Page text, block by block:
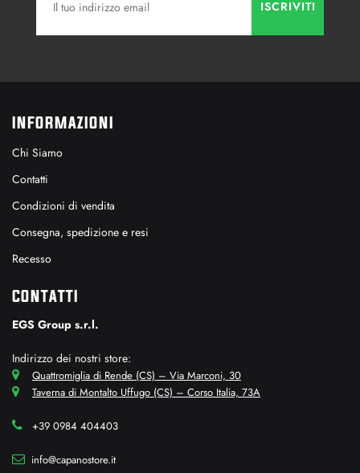
INFORMAZIONI
Chi Siamo
Contatti
Condizioni di vendita
Consegna, spedizione e resi
Recesso
CONTATTI
EGS Group s.r.l.
Indirizzo dei nostri store:
Quattromiglia di Rende (CS) – Via Marconi, 30
Taverna di Montalto Uffugo (CS) – Corso Italia, 73A
+39 0984 404403
info@capanostore.it